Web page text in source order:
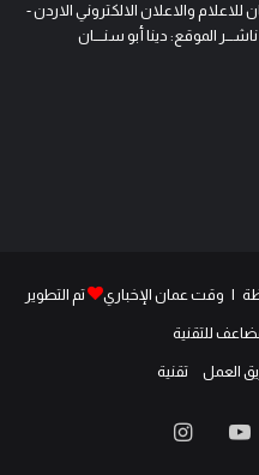
والاعلان الالكتروني الاردن -
الموقع: دينا أبو سنــــان
تم التطوير
للتقنية
العمل تقنية